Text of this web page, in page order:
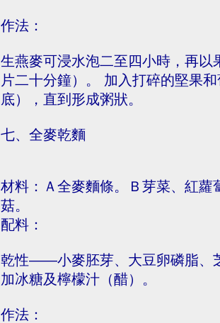
作法：
生燕麥可浸水泡二至四小時，再
片二十分鐘）。 加入打碎的堅果
底），直到形成粥狀。
七、全麥乾麵
材料：Ａ全麥麵條。Ｂ芽菜、紅
菇。
配料：
乾性——小麥胚芽、大豆卵磷脂、
加冰糖及檸檬汁（醋）。
作法：